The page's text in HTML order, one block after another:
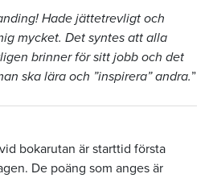
Hade jättetrevligt och
mycket. Det syntes att alla
brinner för sitt jobb och det
ska lära och ”inspirera” andra.”
bokarutan är starttid första
De poäng som anges är